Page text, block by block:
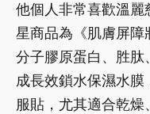
他個人非常喜歡溫麗
星商品為《肌膚屏障
分子膠原蛋白、胜肽
成長效鎖水保濕水
服貼，尤其適合乾